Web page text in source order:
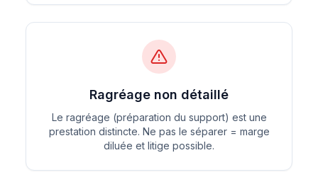
Ragréage non détaillé
Le ragréage (préparation du support) est une
prestation distincte. Ne pas le séparer = marge
diluée et litige possible.